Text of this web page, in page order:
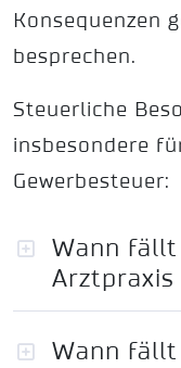
Konsequenzen
besprechen.
Steuerliche
insbesondere
Gewerbesteuer:
Wann
Arztpraxis
Wann